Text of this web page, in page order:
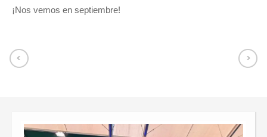
¡Nos vemos en septiembre!